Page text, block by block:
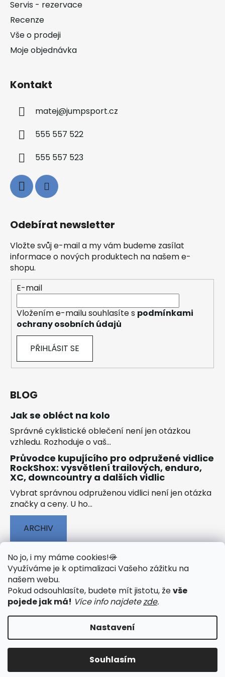
No jo, i my máme cookies!🍪
Využíváme je k optimalizaci Vašeho zážitku na
našem webu.
Pokud odsouhlasíte, budete mít jistotu, ževše
pojede jak má! Více info najdetezde.
Nastavení
Souhlasím
Servis - rezervace
Recenze
Vše o prodeji
Moje objednávka
Kontakt
matej@jumpsport.cz
555 557 522
555 557 523
Odebírat newsletter
Vložte svůj e-mail a my vám budeme zasílat
informace o nových produktech na našem e-
shopu.
E-mail
Vložením e-mailu souhlasíte s podmínkami
ochrany osobních údajů
PŘIHLÁSIT SE
BLOG
Jak se obléct na kolo
Správné cyklistické oblečení není jen otázkou
vzhledu. Rozhoduje o vaš...
Průvodce kupujícího pro odpružené vidlice
RockShox: vysvětlení trailových, enduro,
XC, downcountry a dalších vidlic
Vybrat správnou odpruženou vidlici není jen otázka
značky a ceny. U ho...
ARCHIV
🟢 TECHNOLOGIE
🟢 O ELEKTROKOLECH
🟢 NÁVODY KE STAŽENÍ
Vytvořil Shoptet&PekneWeby
JumpSport.cz
vyhrazena.Upravit nastavení cookies